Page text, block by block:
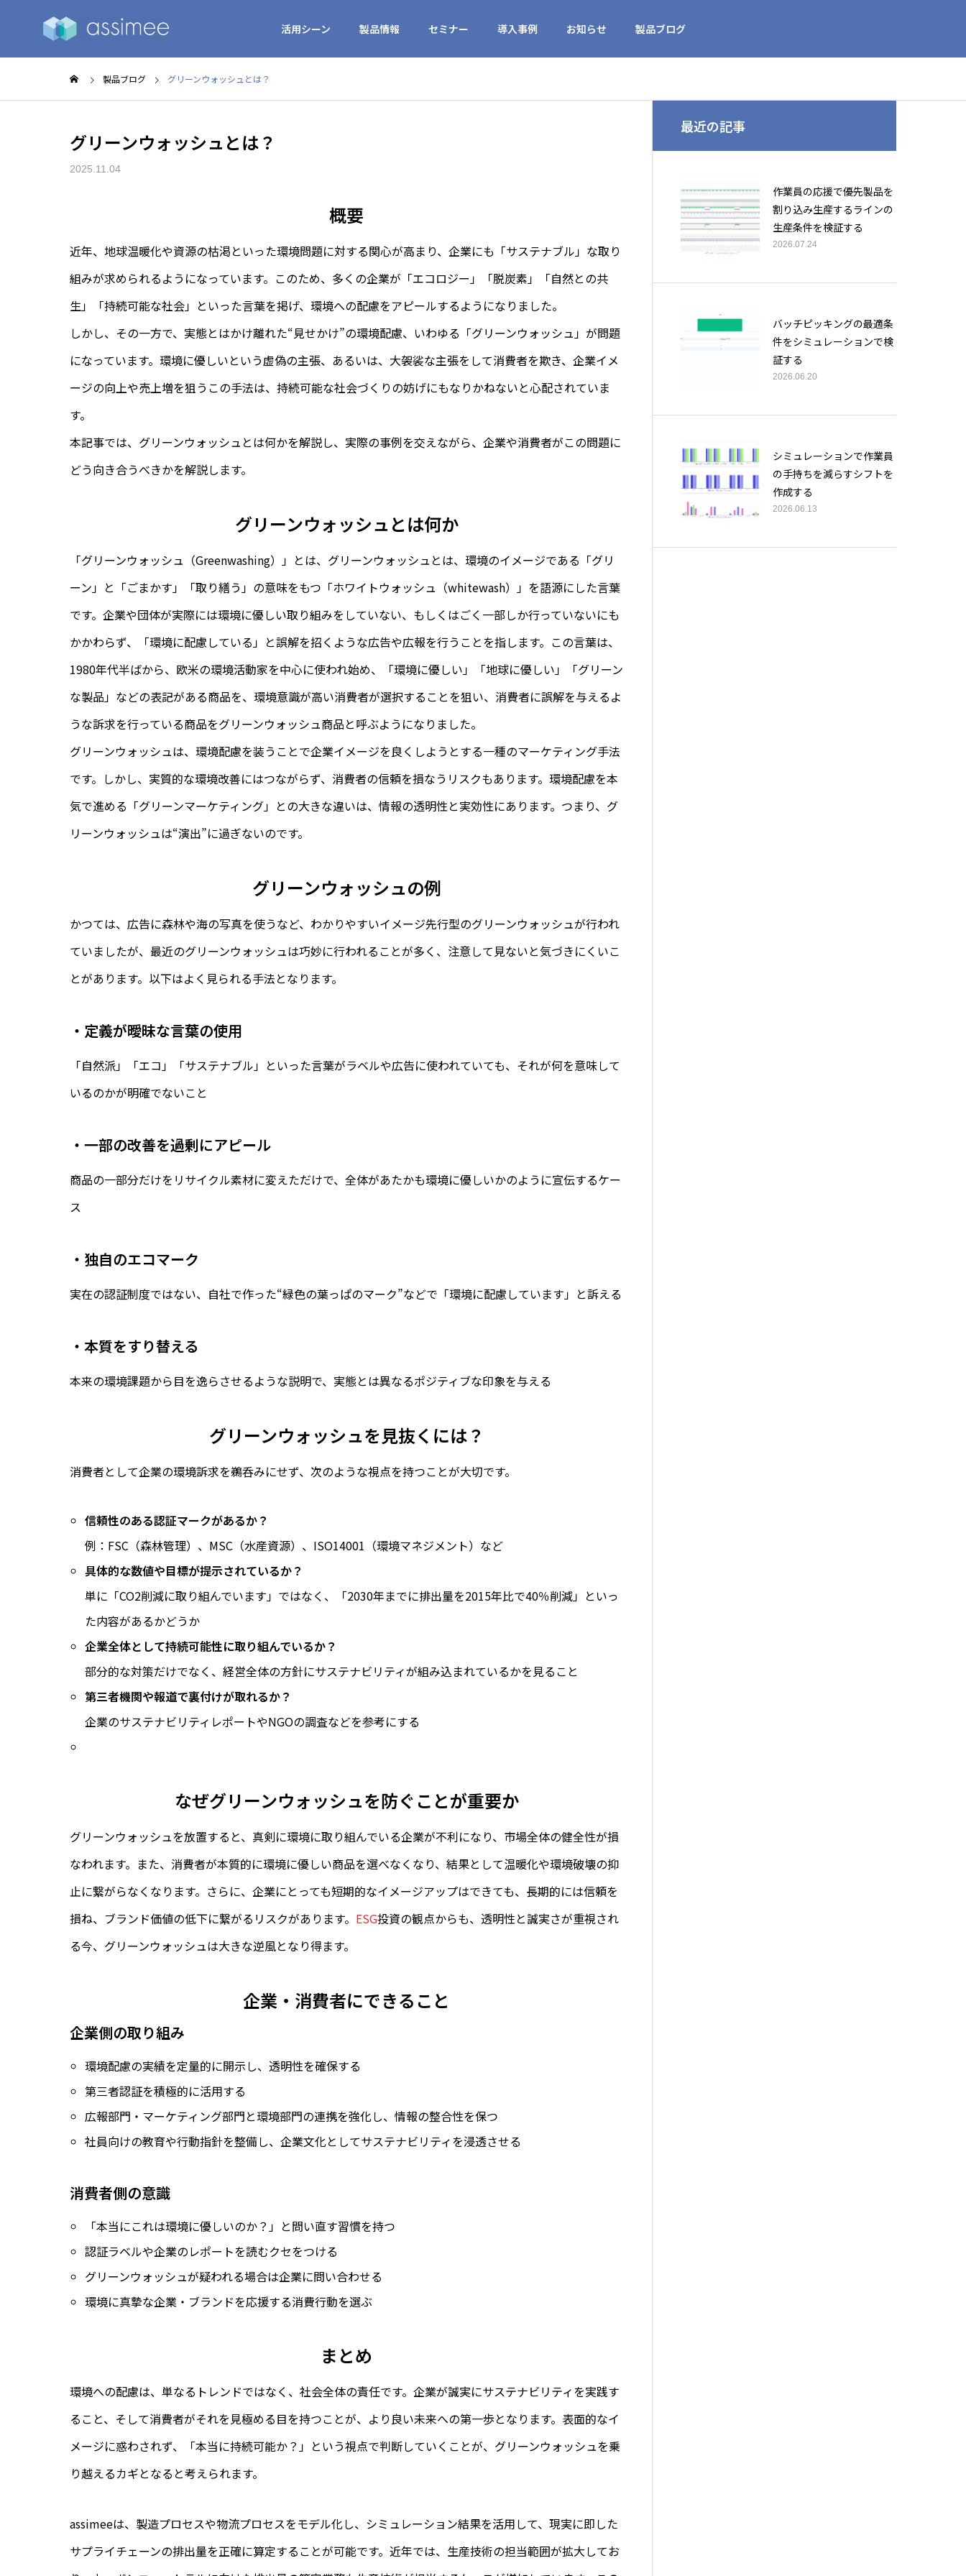
活用シーン 製品情報 セミナー 導入事例 お知らせ 製品ブログ
製品ブログ グリーンウォッシュとは？
グリーンウォッシュとは？
2025.11.04
概要
近年、地球温暖化や資源の枯渇といった環境問題に対する関心が高まり、企業にも「サステナブル」な取り
組みが求められるようになっています。このため、多くの企業が「エコロジー」「脱炭素」「自然との共
生」「持続可能な社会」といった言葉を掲げ、環境への配慮をアピールするようになりました。
しかし、その一方で、実態とはかけ離れた“見せかけ”の環境配慮、いわゆる「グリーンウォッシュ」が問題
になっています。環境に優しいという虚偽の主張、あるいは、大袈裟な主張をして消費者を欺き、企業イメ
ージの向上や売上増を狙うこの手法は、持続可能な社会づくりの妨げにもなりかねないと心配されていま
す。
本記事では、グリーンウォッシュとは何かを解説し、実際の事例を交えながら、企業や消費者がこの問題に
どう向き合うべきかを解説します。
グリーンウォッシュとは何か
「グリーンウォッシュ（Greenwashing）」とは、グリーンウォッシュとは、環境のイメージである「グリ
ーン」と「ごまかす」「取り繕う」の意味をもつ「ホワイトウォッシュ（whitewash）」を語源にした言葉
です。企業や団体が実際には環境に優しい取り組みをしていない、もしくはごく一部しか行っていないにも
かかわらず、「環境に配慮している」と誤解を招くような広告や広報を行うことを指します。この言葉は、
1980年代半ばから、欧米の環境活動家を中心に使われ始め、「環境に優しい」「地球に優しい」「グリーン
な製品」などの表記がある商品を、環境意識が高い消費者が選択することを狙い、消費者に誤解を与えるよ
うな訴求を行っている商品をグリーンウォッシュ商品と呼ぶようになりました。
グリーンウォッシュは、環境配慮を装うことで企業イメージを良くしようとする一種のマーケティング手法
です。しかし、実質的な環境改善にはつながらず、消費者の信頼を損なうリスクもあります。環境配慮を本
気で進める「グリーンマーケティング」との大きな違いは、情報の透明性と実効性にあります。つまり、グ
リーンウォッシュは“演出”に過ぎないのです。
グリーンウォッシュの例
かつては、広告に森林や海の写真を使うなど、わかりやすいイメージ先行型のグリーンウォッシュが行われ
ていましたが、最近のグリーンウォッシュは巧妙に行われることが多く、注意して見ないと気づきにくいこ
とがあります。以下はよく見られる手法となります。
・定義が曖昧な言葉の使用
「自然派」「エコ」「サステナブル」といった言葉がラベルや広告に使われていても、それが何を意味して
いるのかが明確でないこと
・一部の改善を過剰にアピール
商品の一部分だけをリサイクル素材に変えただけで、全体があたかも環境に優しいかのように宣伝するケー
ス
・独自のエコマーク
実在の認証制度ではない、自社で作った“緑色の葉っぱのマーク”などで「環境に配慮しています」と訴える
・本質をすり替える
本来の環境課題から目を逸らさせるような説明で、実態とは異なるポジティブな印象を与える
グリーンウォッシュを見抜くには？
消費者として企業の環境訴求を鵜呑みにせず、次のような視点を持つことが大切です。
信頼性のある認証マークがあるか？
例：FSC（森林管理）、MSC（水産資源）、ISO14001（環境マネジメント）など
具体的な数値や目標が提示されているか？
単に「CO2削減に取り組んでいます」ではなく、「2030年までに排出量を2015年比で40％削減」といっ
た内容があるかどうか
企業全体として持続可能性に取り組んでいるか？
部分的な対策だけでなく、経営全体の方針にサステナビリティが組み込まれているかを見ること
第三者機関や報道で裏付けが取れるか？
企業のサステナビリティレポートやNGOの調査などを参考にする
なぜグリーンウォッシュを防ぐことが重要か
グリーンウォッシュを放置すると、真剣に環境に取り組んでいる企業が不利になり、市場全体の健全性が損
なわれます。また、消費者が本質的に環境に優しい商品を選べなくなり、結果として温暖化や環境破壊の抑
止に繋がらなくなります。さらに、企業にとっても短期的なイメージアップはできても、長期的には信頼を
損ね、ブランド価値の低下に繋がるリスクがあります。 ESG投資の観点からも、透明性と誠実さが重視され
る今、グリーンウォッシュは大きな逆風となり得ます。
企業・消費者にできること
企業側の取り組み
環境配慮の実績を定量的に開示し、透明性を確保する
第三者認証を積極的に活用する
広報部門・マーケティング部門と環境部門の連携を強化し、情報の整合性を保つ
社員向けの教育や行動指針を整備し、企業文化としてサステナビリティを浸透させる
消費者側の意識
「本当にこれは環境に優しいのか？」と問い直す習慣を持つ
認証ラベルや企業のレポートを読むクセをつける
グリーンウォッシュが疑われる場合は企業に問い合わせる
環境に真摯な企業・ブランドを応援する消費行動を選ぶ
まとめ
環境への配慮は、単なるトレンドではなく、社会全体の責任です。企業が誠実にサステナビリティを実践す
ること、そして消費者がそれを見極める目を持つことが、より良い未来への第一歩となります。表面的なイ
メージに惑わされず、「本当に持続可能か？」という視点で判断していくことが、グリーンウォッシュを乗
り越えるカギとなると考えられます。
assimeeは、製造プロセスや物流プロセスをモデル化し、シミュレーション結果を活用して、現実に即した
サプライチェーンの排出量を正確に算定することが可能です。近年では、生産技術の担当範囲が拡大してお
最近の記事
作業員の応援で優先製品を
割り込み生産するラインの
生産条件を検証する
2026.07.24
バッチピッキングの最適条
件をシミュレーションで検
証する
2026.06.20
シミュレーションで作業員
の手持ちを減らすシフトを
作成する
2026.06.13